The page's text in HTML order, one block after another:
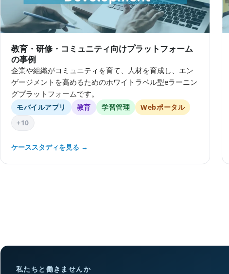
教育・研修・コミュニティ向けプラットフォーム
の事例
企業や組織がコミュニティを育て、人材を育成し、エン
ゲージメントを高めるためのホワイトラベル型eラーニン
グプラットフォームです。
モバイルアプリ 教育 学習管理
Webポータル
+10
ケーススタディを見る →
私たちと働きませんか